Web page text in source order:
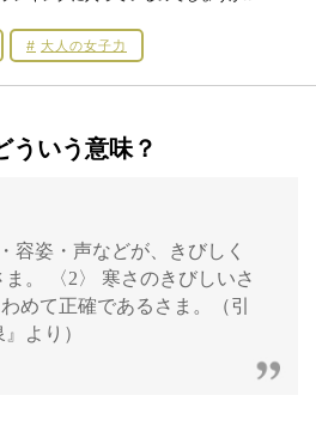
大人の女子力
ういう意味？
容姿・声などが、きびしく
。 〈2〉 寒さのきびしいさ
めて正確であるさま。（引
より）